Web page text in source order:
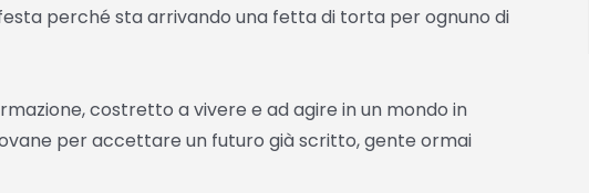
perché sta arrivando una fetta di torta per ognuno di
costretto a vivere e ad agire in un mondo in
per accettare un futuro già scritto, gente ormai